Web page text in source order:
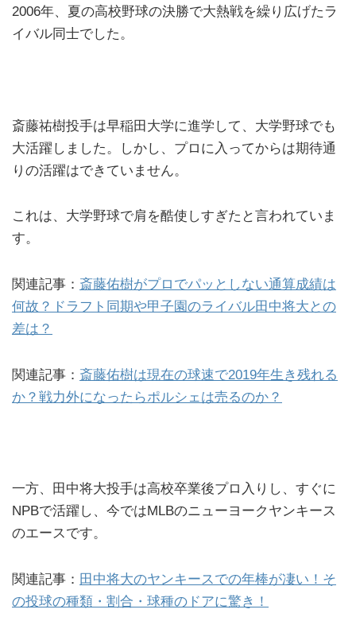
2006年、夏の高校野球の決勝で大熱戦を繰り広げたラ
イバル同士でした。
斎藤祐樹投手は早稲田大学に進学して、大学野球でも
大活躍しました。しかし、プロに入ってからは期待通
りの活躍はできていません。
これは、大学野球で肩を酷使しすぎたと言われていま
す。
関連記事： 斎藤佑樹がプロでパッとしない通算成績は
何故？ドラフト同期や甲子園のライバル田中将大との
差は？
関連記事： 斎藤佑樹は現在の球速で2019年生き残れる
か？戦力外になったらポルシェは売るのか？
一方、田中将大投手は高校卒業後プロ入りし、すぐに
NPBで活躍し、今ではMLBのニューヨークヤンキース
のエースです。
関連記事： 田中将大のヤンキースでの年棒が凄い！そ
の投球の種類・割合・球種のドアに驚き！